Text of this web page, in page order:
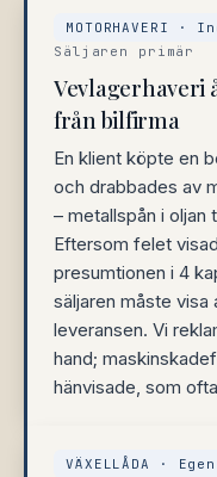
MOTORHAVERI
Säljaren primär
Vevlagerhaveri
från bilfirma
En klient köpte en
och drabbades av
– metallspån i oljan
Eftersom felet
presumtionen i 4
säljaren måste
leveransen. Vi
hand;
hänvisade, som
VÄXELLÅDA ·